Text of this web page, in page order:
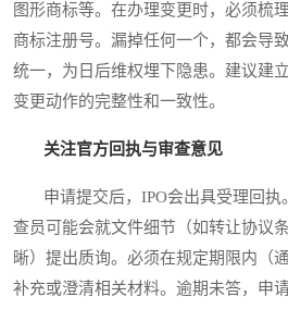
图形商标等。在办理变更时，必须梳
商标注册号。漏掉任何一个，都会导
统一，为日后维权埋下隐患。建议建
变更动作的完整性和一致性。
关注官方回执与审查意见
申请提交后，IPO会出具受理回执
查员可能会就文件细节（如转让协议
晰）提出质询。必须在规定期限内（
补充或澄清相关材料。逾期未答，申